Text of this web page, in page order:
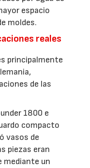
espacio
moldes.
reales
principalmente
de las
1800 e
compacto
vasos de
piezas eran
un